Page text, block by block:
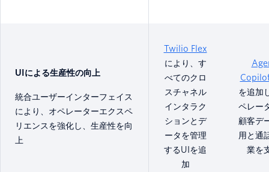
UIによる生産性の向上
統合ユーザーインターフェイス
により、オペレーターエクスペ
リエンスを強化し、生産性を向
上
Twilio Flex
により、す
べてのクロ
スチャネル
インタラク
ションとデ
ータを管理
するUIを追
加
を追加
ペレー
顧客デ
用と通
業を